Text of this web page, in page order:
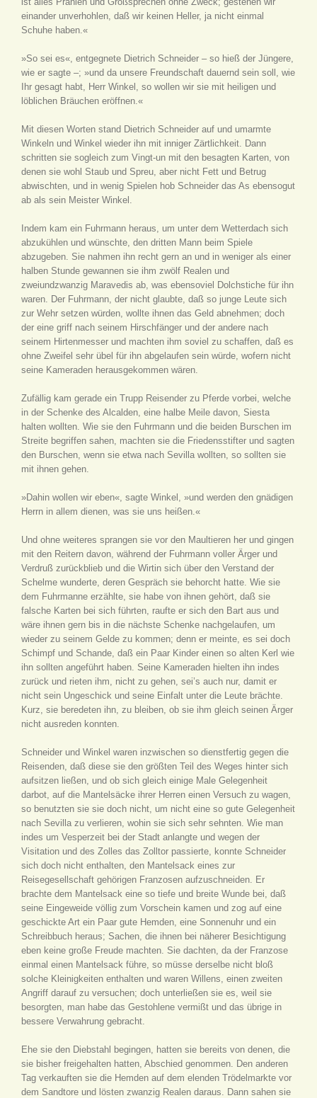
einander unverhohlen, daß wir keinen Heller, ja nicht einmal
Schuhe haben.«
»So sei es«, entgegnete Dietrich Schneider – so hieß der Jüngere,
wie er sagte –; »und da unsere Freundschaft dauernd sein soll, wie
Ihr gesagt habt, Herr Winkel, so wollen wir sie mit heiligen und
löblichen Bräuchen eröffnen.«
Mit diesen Worten stand Dietrich Schneider auf und umarmte
Winkeln und Winkel wieder ihn mit inniger Zärtlichkeit. Dann
schritten sie sogleich zum Vingt-un mit den besagten Karten, von
denen sie wohl Staub und Spreu, aber nicht Fett und Betrug
abwischten, und in wenig Spielen hob Schneider das As ebensogut
ab als sein Meister Winkel.
Indem kam ein Fuhrmann heraus, um unter dem Wetterdach sich
abzukühlen und wünschte, den dritten Mann beim Spiele
abzugeben. Sie nahmen ihn recht gern an und in weniger als einer
halben Stunde gewannen sie ihm zwölf Realen und
zweiundzwanzig Maravedis ab, was ebensoviel Dolchstiche für ihn
waren. Der Fuhrmann, der nicht glaubte, daß so junge Leute sich
zur Wehr setzen würden, wollte ihnen das Geld abnehmen; doch
der eine griff nach seinem Hirschfänger und der andere nach
seinem Hirtenmesser und machten ihm soviel zu schaffen, daß es
ohne Zweifel sehr übel für ihn abgelaufen sein würde, wofern nicht
seine Kameraden herausgekommen wären.
Zufällig kam gerade ein Trupp Reisender zu Pferde vorbei, welche
in der Schenke des Alcalden, eine halbe Meile davon, Siesta
halten wollten. Wie sie den Fuhrmann und die beiden Burschen im
Streite begriffen sahen, machten sie die Friedensstifter und sagten
den Burschen, wenn sie etwa nach Sevilla wollten, so sollten sie
mit ihnen gehen.
»Dahin wollen wir eben«, sagte Winkel, »und werden den gnädigen
Herrn in allem dienen, was sie uns heißen.«
Und ohne weiteres sprangen sie vor den Maultieren her und gingen
mit den Reitern davon, während der Fuhrmann voller Ärger und
Verdruß zurückblieb und die Wirtin sich über den Verstand der
Schelme wunderte, deren Gespräch sie behorcht hatte. Wie sie
dem Fuhrmanne erzählte, sie habe von ihnen gehört, daß sie
falsche Karten bei sich führten, raufte er sich den Bart aus und
wäre ihnen gern bis in die nächste Schenke nachgelaufen, um
wieder zu seinem Gelde zu kommen; denn er meinte, es sei doch
Schimpf und Schande, daß ein Paar Kinder einen so alten Kerl wie
ihn sollten angeführt haben. Seine Kameraden hielten ihn indes
zurück und rieten ihm, nicht zu gehen, sei’s auch nur, damit er
nicht sein Ungeschick und seine Einfalt unter die Leute brächte.
Kurz, sie beredeten ihn, zu bleiben, ob sie ihm gleich seinen Ärger
nicht ausreden konnten.
Schneider und Winkel waren inzwischen so dienstfertig gegen die
Reisenden, daß diese sie den größten Teil des Weges hinter sich
aufsitzen ließen, und ob sich gleich einige Male Gelegenheit
darbot, auf die Mantelsäcke ihrer Herren einen Versuch zu wagen,
so benutzten sie sie doch nicht, um nicht eine so gute Gelegenheit
nach Sevilla zu verlieren, wohin sie sich sehr sehnten. Wie man
indes um Vesperzeit bei der Stadt anlangte und wegen der
Visitation und des Zolles das Zolltor passierte, konnte Schneider
sich doch nicht enthalten, den Mantelsack eines zur
Reisegesellschaft gehörigen Franzosen aufzuschneiden. Er
brachte dem Mantelsack eine so tiefe und breite Wunde bei, daß
seine Eingeweide völlig zum Vorschein kamen und zog auf eine
geschickte Art ein Paar gute Hemden, eine Sonnenuhr und ein
Schreibbuch heraus; Sachen, die ihnen bei näherer Besichtigung
eben keine große Freude machten. Sie dachten, da der Franzose
einmal einen Mantelsack führe, so müsse derselbe nicht bloß
solche Kleinigkeiten enthalten und waren Willens, einen zweiten
Angriff darauf zu versuchen; doch unterließen sie es, weil sie
besorgten, man habe das Gestohlene vermißt und das übrige in
bessere Verwahrung gebracht.
Ehe sie den Diebstahl begingen, hatten sie bereits von denen, die
sie bisher freigehalten hatten, Abschied genommen. Den anderen
Tag verkauften sie die Hemden auf dem elenden Trödelmarkte vor
dem Sandtore und lösten zwanzig Realen daraus. Dann sahen sie